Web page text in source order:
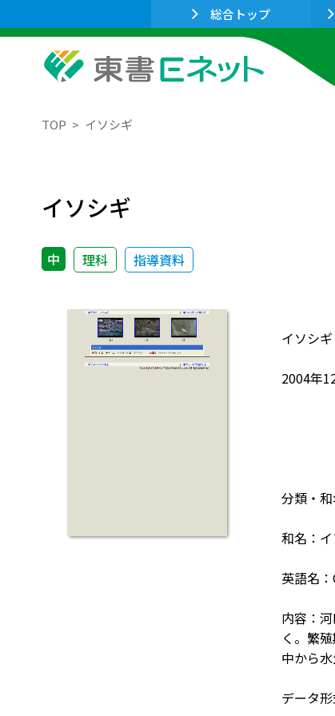
総合トップ
TOP イソシギ
イソシギ
中 理科 指導資料
イソシギ
2004年
分類・
和名：
英語名
内容：
く。繁
中から
データ